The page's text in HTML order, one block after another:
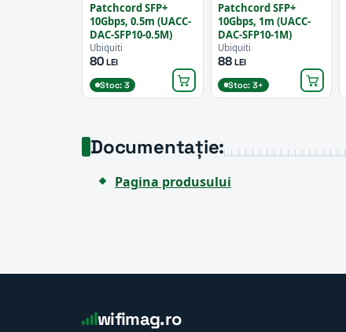
Patchcord SFP+
10Gbps, 0.5m (UACC-
DAC-SFP10-0.5M)
Ubiquiti
80LEI
Stoc: 3
Patchcord SFP+
10Gbps, 1m (UACC-
DAC-SFP10-1M)
Ubiquiti
88 LEI
Stoc: 3+
Documentație:
Pagina produsului
wifimag.ro